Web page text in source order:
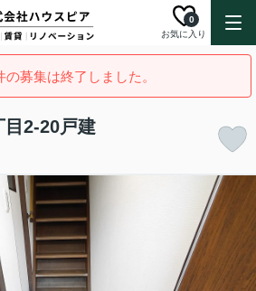
お気に入り
0
の募集は終了しました。
目2-20戸建